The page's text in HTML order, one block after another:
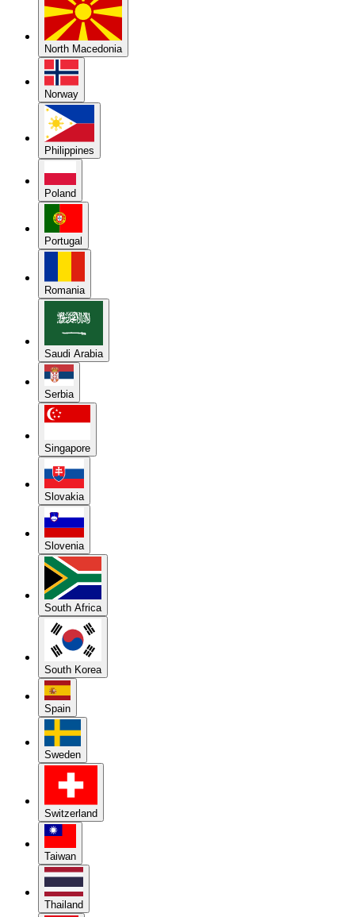
North Macedonia
Norway
Philippines
Poland
Portugal
Romania
Saudi Arabia
Serbia
Singapore
Slovakia
Slovenia
South Africa
South Korea
Spain
Sweden
Switzerland
Taiwan
Thailand